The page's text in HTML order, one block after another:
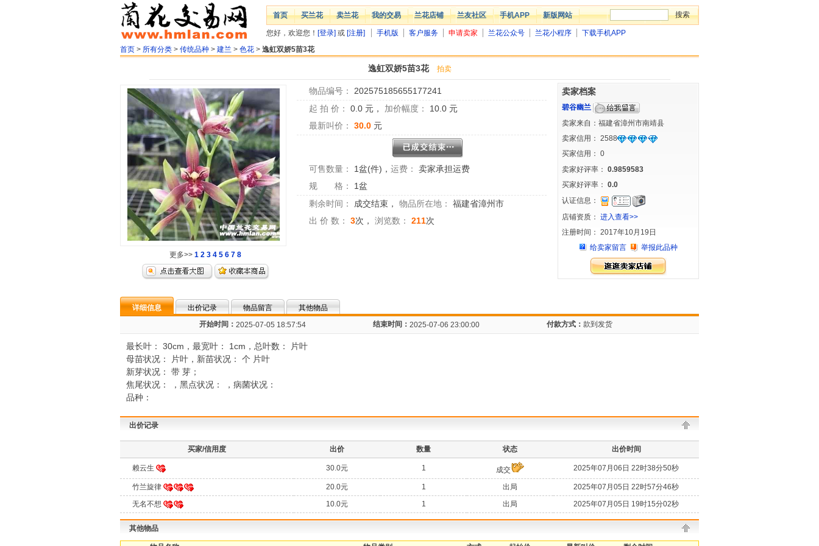
首页 买兰花 卖兰花 我的交易 兰花店铺 兰友社区 手机APP 新版网站
您好，欢迎您！ [登录] 或 [注册] 手机版 客户服务 申请卖家 兰花公众号 兰花小程序
下载手机APP
首页 > 所有分类 > 传统品种 > 建兰 > 色花 > 逸虹双娇5苗3花
逸虹双娇5苗3花 拍卖
更多>> 1 2 3 4 5 6 7 8
物品编号：
202575185655177241
起 拍 价：
0.0 元， 加价幅度： 10.0 元
最新叫价：
30.0 元
可售数量： 1盆(件) ， 运费：
卖家承担运费
规 格：
1盆
剩余时间：
成交结束 ， 物品所在地：
福建省漳州市
出 价 数：
3次， 浏览数： 211次
卖家档案
碧谷幽兰
卖家来自：福建省漳州市南靖县
卖家信用： 2588
买家信用： 0
卖家好评率： 0.9859583
买家好评率： 0.0
认证信息：
店铺资质： 进入查看>>
注册时间： 2017年10月19日
给卖家留言
举报此品种
详细信息 出价记录 物品留言
其他物品
开始时间： 2025-07-05 18:57:54 结束时间： 2025-07-06 23:00:00 付款方式： 款到发货
最长叶： 30cm，最宽叶： 1cm，总叶数： 片叶
母苗状况： 片叶，新苗状况： 个 片叶
新芽状况： 带 芽；
焦尾状况： ，黑点状况： ，病菌状况：
品种：
出价记录
买家/信用度 出价 数量 状态 出价时间
赖云生 30.0元 1 成交 2025年07月06日 22时38分50秒
竹兰旋律 20.0元 1 出局
2025年07月05日 22时57分46秒
无名不想
10.0元 1 出局 2025年07月05日 19时15分02秒
其他物品